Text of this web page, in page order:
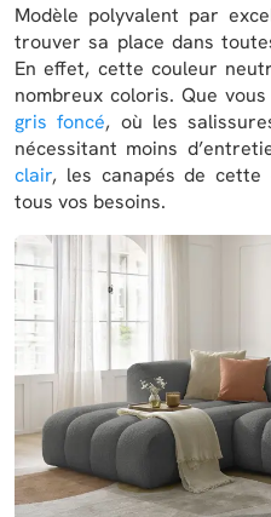
Modèle polyvalent par
trouver sa place dans
En effet, cette couleur
nombreux coloris. Que
gris foncé, où les
nécessitant moins
clair, les canapés de
tous vos besoins.